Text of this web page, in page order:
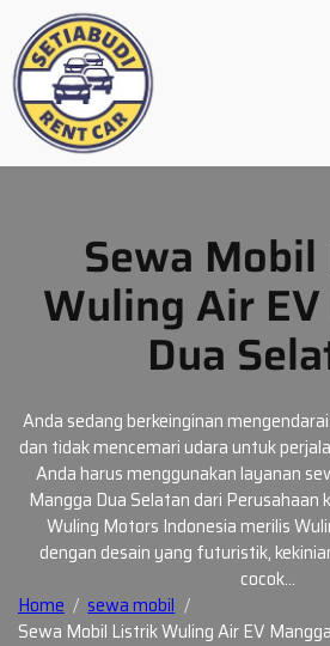
content
Sewa
Wuling Air
Dua
Anda sedang berkeinginan
dan tidak mencemari udara untuk
Anda harus menggunakan layanan
Mangga Dua Selatan dari Perusahaan
Wuling Motors Indonesia merilis
dengan desain yang futuristik,
cocok…
Home
sewa mobil
Sewa Mobil Listrik Wuling Air EV